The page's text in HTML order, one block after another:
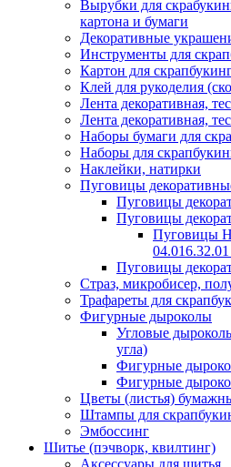
Вырубки для
картона и бумаги
Декоративные
Инструменты для
Картон для
Клей для рукоделия
Лента декоративная,
Лента декоративная,
Наборы бумаги для
Наборы для
Наклейки, натирки
Пуговицы
Пуговицы
Пуговицы
Пуговицы
Пуговицы
Страз, микробисер,
Трафареты для
Фигурные дыроколы
Угловые
угла)
Фигурные
Фигурные
Цветы (листья)
Штампы для
Эмбоссинг
Шитье (пэчворк, квилтинг)
Аксессуары для шитья